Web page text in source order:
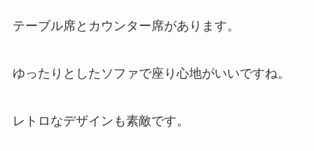
テーブル席とカウンター席があります。
ゆったりとしたソファで座り心地がいいですね。
レトロなデザインも素敵です。